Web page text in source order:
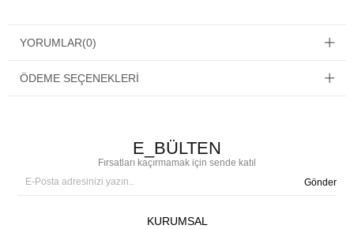
YORUMLAR(0)
ÖDEME SEÇENEKLERI
E_BÜLTEN
Fırsatları kaçırmamak için sende katıl
Gönder
KURUMSAL